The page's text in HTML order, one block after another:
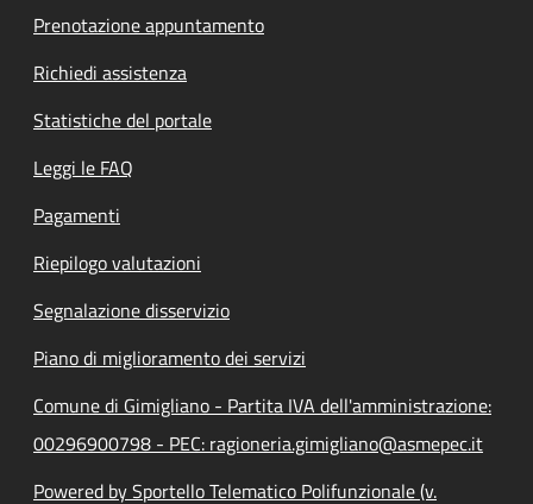
Prenotazione appuntamento
Richiedi assistenza
Statistiche del portale
Leggi le FAQ
Pagamenti
Riepilogo valutazioni
Segnalazione disservizio
Piano di miglioramento dei servizi
Comune di Gimigliano - Partita IVA dell'amministrazione:
00296900798 - PEC: ragioneria.gimigliano@asmepec.it
Powered by Sportello Telematico Polifunzionale (v.